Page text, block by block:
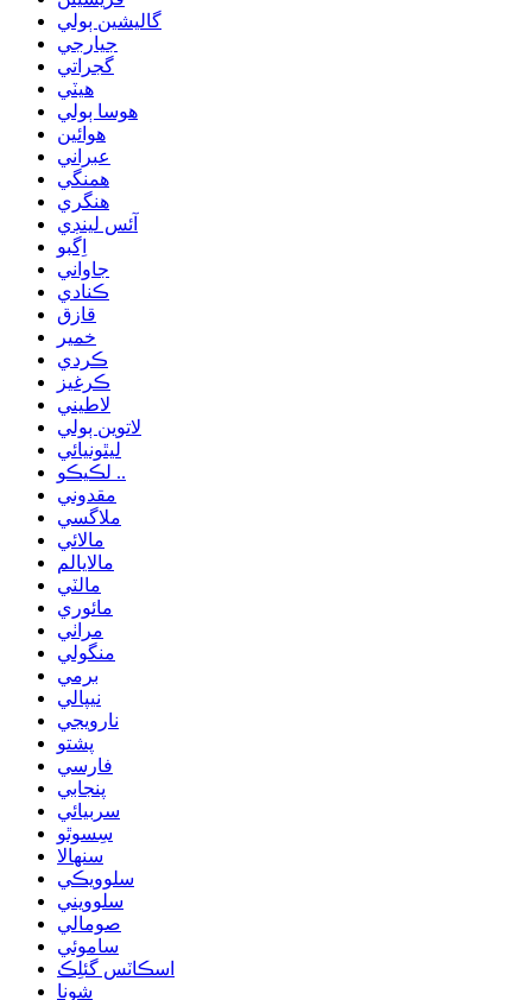
گاليشين ٻولي
جيارجي
گجراتي
هيٽي
هوسا ٻولي
هوائين
عبراني
همنگي
هنگري
آئس لينڊي
اِگبو
جاواني
ڪنادي
قازق
خمير
ڪردي
ڪرغيز
لاطيني
لاتوين ٻولي
ليٿونيائي
لڪيڪو ..
مقدوني
ملاگسي
مالائي
مالايالم
مالٽي
مائوري
مراٺي
منگولي
برمي
نيپالي
نارويجي
پشتو
فارسي
پنجابي
سربيائي
سِسوٿو
سنھالا
سلوويڪي
سلوويني
صومالي
ساموئي
اسڪاٽس گئلِڪ
شونا